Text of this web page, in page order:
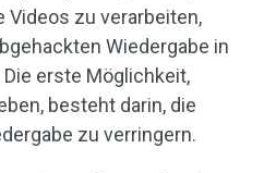
Videos zu verarbeiten,
Wiedergabe in
erste Möglichkeit,
besteht darin, die
zu verringern.